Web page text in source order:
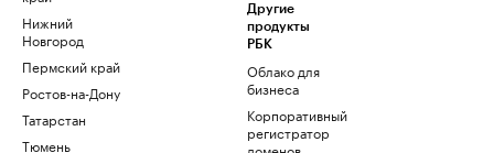
Нижний
Новгород
Пермский край
Ростов-на-Дону
Татарстан
Тюмень
Другие
продукты
РБК
Облако для
бизнеса
Корпоративный
регистратор